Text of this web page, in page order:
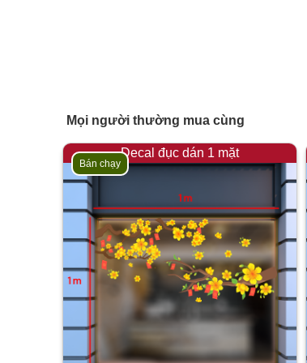
Mọi người thường mua cùng
Decal đục dán 1 mặt
Bán chạy